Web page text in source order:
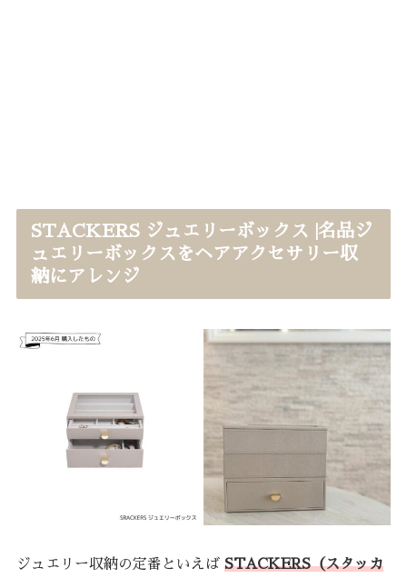
STACKERS ジュエリーボックス |名品ジ
ュエリーボックスをヘアアクセサリー収
納にアレンジ
ジュエリー収納の定番といえばSTACKERS（スタッカ